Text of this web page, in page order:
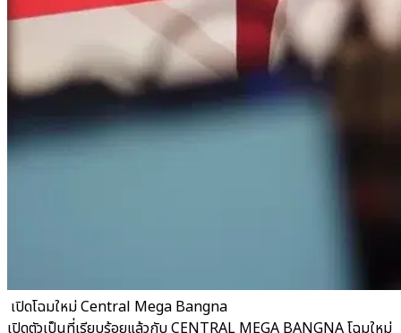
​ เปิดโฉมใหม่ Central Mega Bangna
เปิดตัวเป็นที่เรียบร้อยแล้วกับ CENTRAL MEGA BANGNA โฉมใหม่